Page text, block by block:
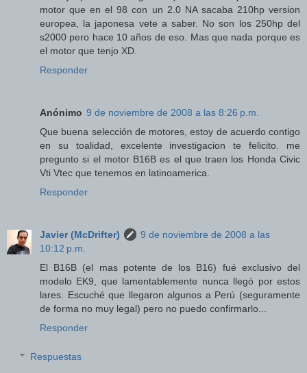
motor que en el 98 con un 2.0 NA sacaba 210hp version
europea, la japonesa vete a saber. No son los 250hp del
s2000 pero hace 10 años de eso. Mas que nada porque es
el motor que tenjo XD.
Responder
Anónimo 9 de noviembre de 2008 a las 8:26 p.m.
Que buena selección de motores, estoy de acuerdo contigo
en su toalidad, excelente investigacion te felicito. me
pregunto si el motor B16B es el que traen los Honda Civic
Vti Vtec que tenemos en latinoamerica.
Responder
Javier (McDrifter)
9 de noviembre de 2008 a las
10:12 p.m.
El B16B (el mas potente de los B16) fué exclusivo del
modelo EK9, que lamentablemente nunca llegó por estos
lares. Escuché que llegaron algunos a Perú (seguramente
de forma no muy legal) pero no puedo confirmarlo...
Responder
Respuestas